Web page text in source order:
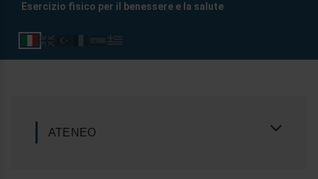
Esercizio fisico per il benessere e la salute
ATENEO